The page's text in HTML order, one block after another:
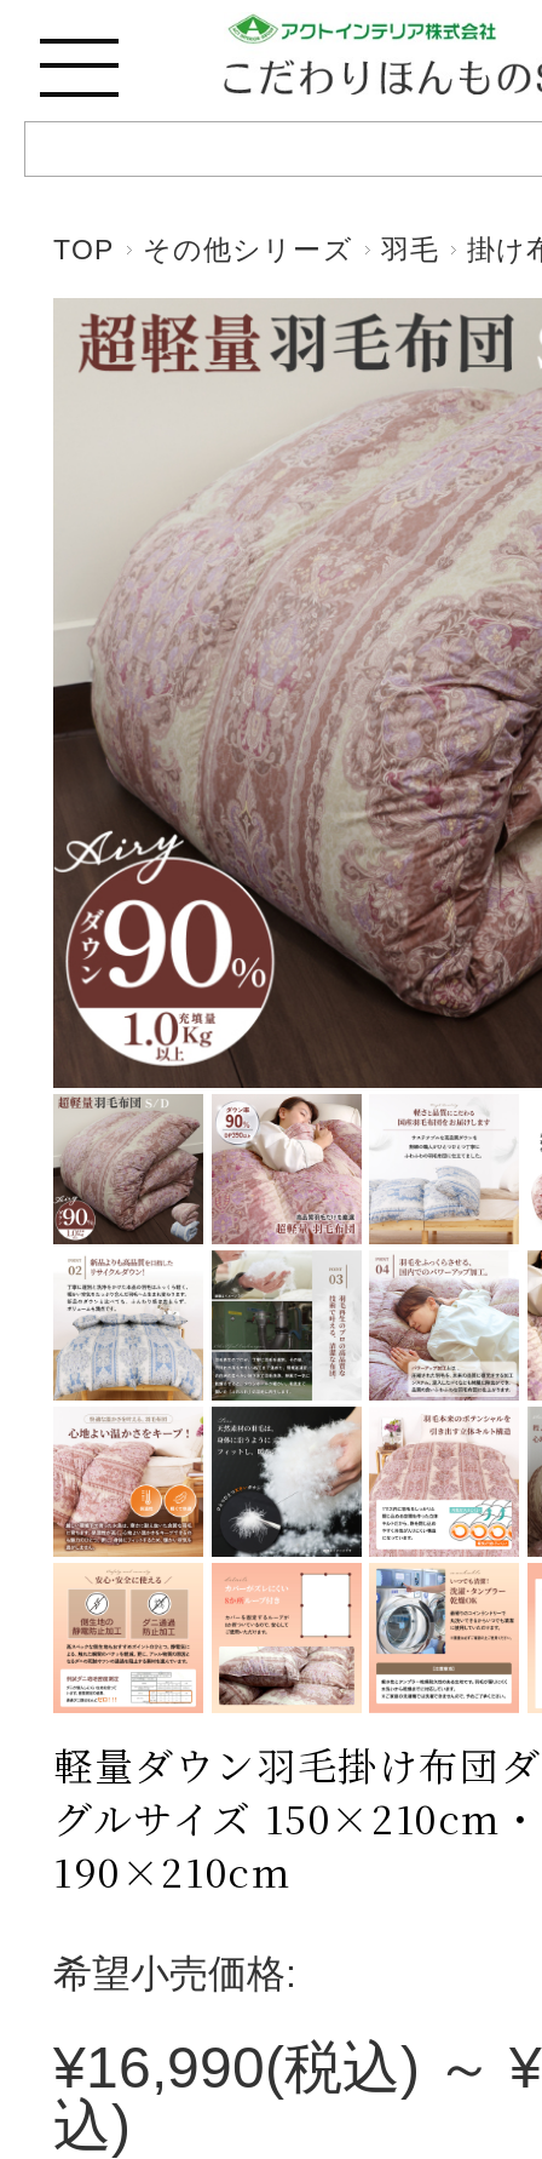
TOP その他シリーズ 羽毛 掛け
軽量ダウン羽毛掛け布団
グルサイズ 150×210cm
190×210cm
希望小売価格:
¥16,990(税込) ～
込)